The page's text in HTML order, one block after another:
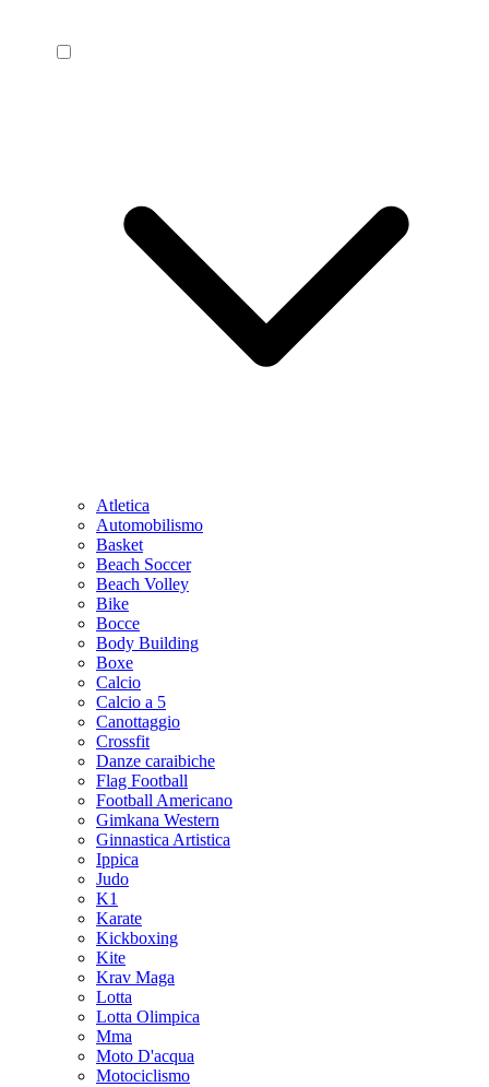
Atletica
Automobilismo
Basket
Beach Soccer
Beach Volley
Bike
Bocce
Body Building
Boxe
Calcio
Calcio a 5
Canottaggio
Crossfit
Danze caraibiche
Flag Football
Football Americano
Gimkana Western
Ginnastica Artistica
Ippica
Judo
K1
Karate
Kickboxing
Kite
Krav Maga
Lotta
Lotta Olimpica
Mma
Moto D'acqua
Motociclismo